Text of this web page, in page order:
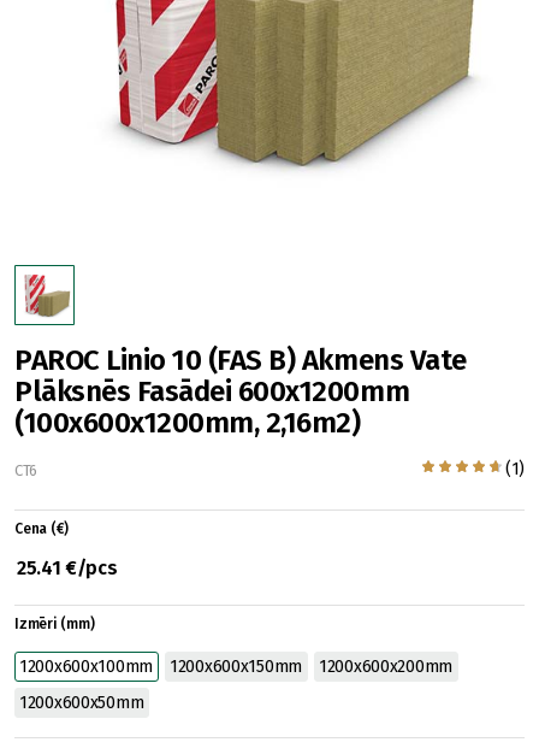
PAROC Linio 10 (FAS B) Akmens Vate
Plāksnēs Fasādei 600x1200mm
(100x600x1200mm, 2,16m2)
(1)
CT6
Cena (€)
25.41 €/pcs
Izmēri (mm)
1200x600x100mm 1200x600x150mm
1200x600x200mm
1200x600x50mm